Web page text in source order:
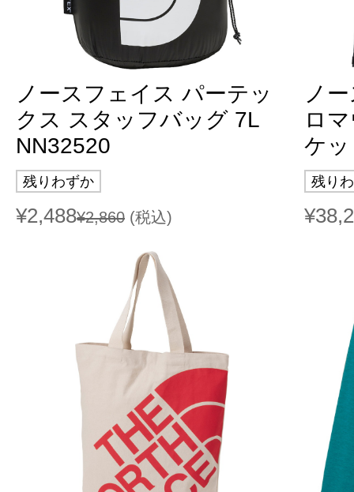
ノースフェイス パーテッ
クス スタッフバッグ 7L
NN32520
残りわずか
¥2,488¥2,860 (税込)
ノ
ロ
ケ
残り